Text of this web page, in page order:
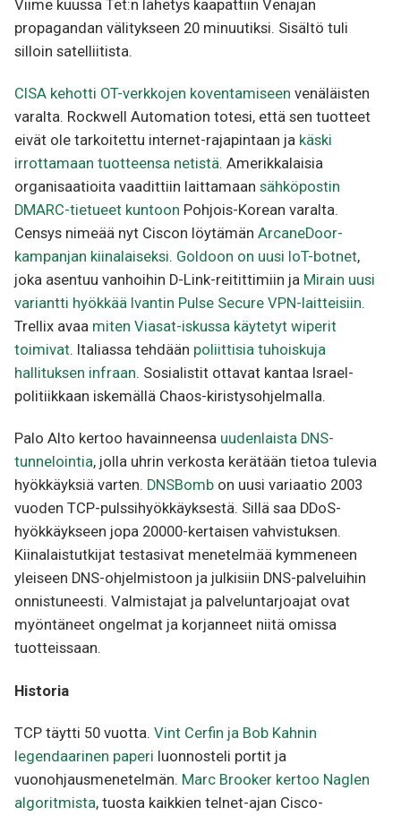
Viime kuussa Tet:n lähetys kaapattiin Venäjän
propagandan välitykseen 20 minuutiksi. Sisältö tuli
silloin satelliitista.
CISA kehotti OT-verkkojen koventamiseen venäläisten
varalta. Rockwell Automation totesi, että sen tuotteet
eivät ole tarkoitettu internet-rajapintaan ja käski
irrottamaan tuotteensa netistä. Amerikkalaisia
organisaatioita vaadittiin laittamaan sähköpostin
DMARC-tietueet kuntoon Pohjois-Korean varalta.
Censys nimeää nyt Ciscon löytämän ArcaneDoor-
kampanjan kiinalaiseksi. Goldoon on uusi IoT-botnet,
joka asentuu vanhoihin D-Link-reitittimiin ja Mirain uusi
variantti hyökkää Ivantin Pulse Secure VPN-laitteisiin.
Trellix avaa miten Viasat-iskussa käytetyt wiperit
toimivat. Italiassa tehdään poliittisia tuhoiskuja
hallituksen infraan. Sosialistit ottavat kantaa Israel-
politiikkaan iskemällä Chaos-kiristysohjelmalla.
Palo Alto kertoo havainneensa uudenlaista DNS-
tunnelointia, jolla uhrin verkosta kerätään tietoa tulevia
hyökkäyksiä varten. DNSBomb on uusi variaatio 2003
vuoden TCP-pulssihyökkäyksestä. Sillä saa DDoS-
hyökkäykseen jopa 20000-kertaisen vahvistuksen.
Kiinalaistutkijat testasivat menetelmää kymmeneen
yleiseen DNS-ohjelmistoon ja julkisiin DNS-palveluihin
onnistuneesti. Valmistajat ja palveluntarjoajat ovat
myöntäneet ongelmat ja korjanneet niitä omissa
tuotteissaan.
Historia
TCP täytti 50 vuotta. Vint Cerfin ja Bob Kahnin
legendaarinen paperi luonnosteli portit ja
vuonohjausmenetelmän. Marc Brooker kertoo Naglen
algoritmista, tuosta kaikkien telnet-ajan Cisco-